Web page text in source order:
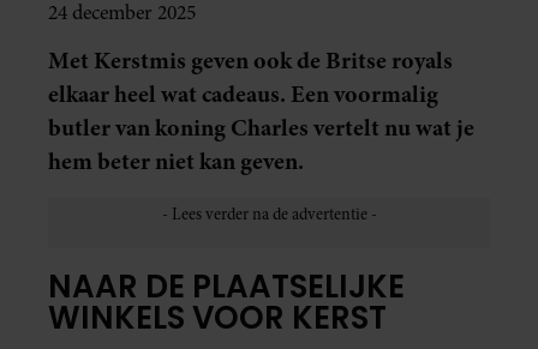
24 december 2025
Met Kerstmis geven ook de Britse royals
elkaar heel wat cadeaus. Een voormalig
butler van koning Charles vertelt nu wat je
hem beter niet kan geven.
NAAR DE PLAATSELIJKE
WINKELS VOOR KERST